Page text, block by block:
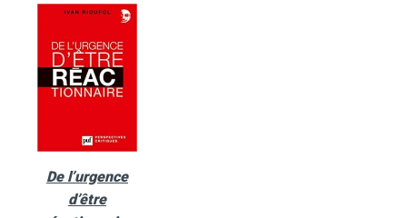
De l’urgence
d’être